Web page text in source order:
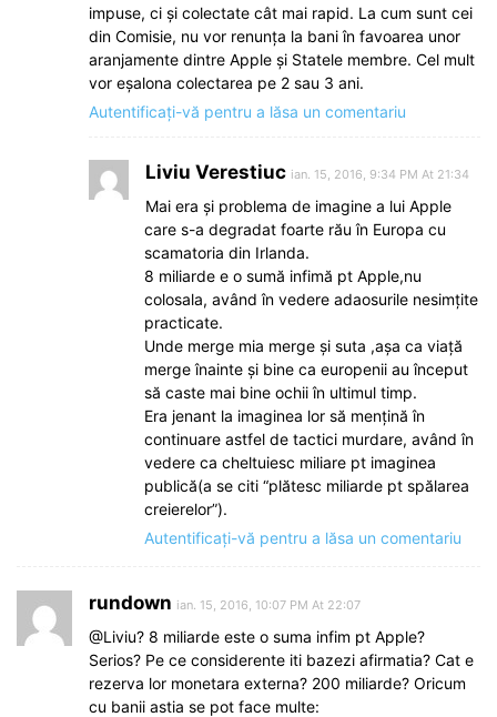
impuse, ci și colectate cât mai rapid. La cum sunt cei
din Comisie, nu vor renunța la bani în favoarea unor
aranjamente dintre Apple și Statele membre. Cel mult
vor eșalona colectarea pe 2 sau 3 ani.
Autentificați-vă pentru a lăsa un comentariu
Liviu Verestiuc ian. 15, 2016, 9:34 PM At 21:34
Mai era și problema de imagine a lui Apple
care s-a degradat foarte rău în Europa cu
scamatoria din Irlanda.
8 miliarde e o sumă infimă pt Apple,nu
colosala, având în vedere adaosurile nesimțite
practicate.
Unde merge mia merge și suta ,așa ca viață
merge înainte și bine ca europenii au început
să caste mai bine ochii în ultimul timp.
Era jenant la imaginea lor să mențină în
continuare astfel de tactici murdare, având în
vedere ca cheltuiesc miliare pt imaginea
publică(a se citi “plătesc miliarde pt spălarea
creierelor”).
Autentificați-vă pentru a lăsa un comentariu
rundown ian. 15, 2016, 10:07 PM At 22:07
@Liviu? 8 miliarde este o suma infim pt Apple?
Serios? Pe ce considerente iti bazezi afirmatia? Cat e
rezerva lor monetara externa? 200 miliarde? Oricum
cu banii astia se pot face multe: